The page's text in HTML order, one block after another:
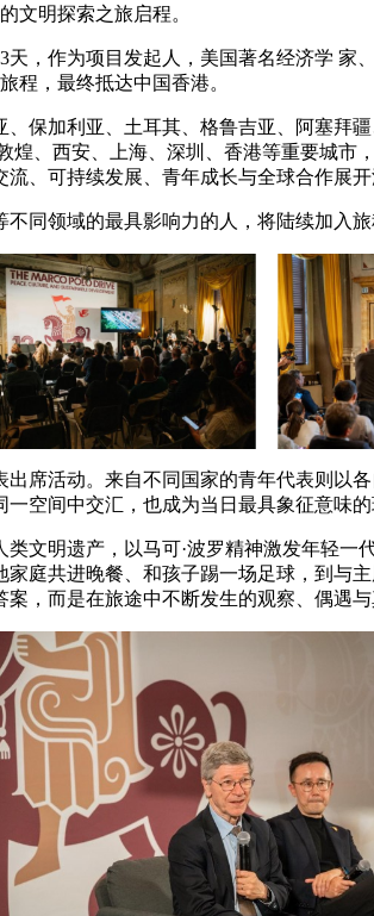
⽂明探索之旅启程。
作为项⽬发起⼈，美国著名经济学 家
程，最终抵达中国⾹港。
加利亚、⼟⽿其、格鲁吉亚、阿塞拜
、西安、上海、深圳、⾹港等重要城
、可持续发展、⻘年成⻓与全球合作展开
领域的最具影响⼒的⼈，将陆续加⼊旅
活动。来⾃不同国家的⻘年代表则以
空间中交汇，也成为当⽇最具象征意味的
遗产，以⻢可·波罗精神激发年轻⼀
庭共进晚餐、和孩⼦踢⼀场⾜球，到与
，⽽是在旅途中不断发⽣的观察、偶遇与